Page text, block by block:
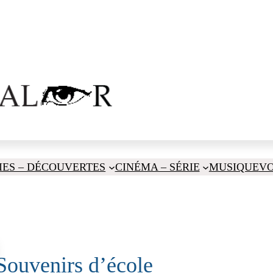
– DÉCOUVERTES CINÉMA – SÉRIE MUSIQUE
d’école